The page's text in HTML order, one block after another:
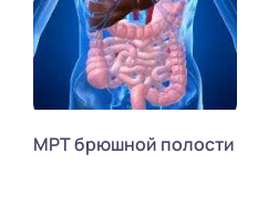
МРТ брюшной полости